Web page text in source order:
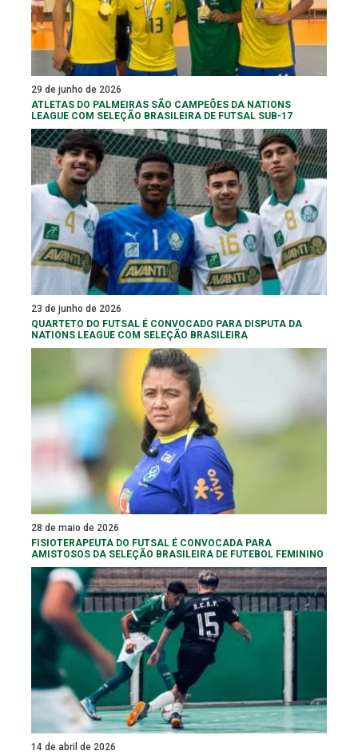
29 de junho de 2026
ATLETAS DO PALMEIRAS SÃO CAMPEÕES DA NATIONS
LEAGUE COM SELEÇÃO BRASILEIRA DE FUTSAL SUB-17
23 de junho de 2026
QUARTETO DO FUTSAL É CONVOCADO PARA DISPUTA DA
NATIONS LEAGUE COM SELEÇÃO BRASILEIRA
28 de maio de 2026
FISIOTERAPEUTA DO FUTSAL É CONVOCADA PARA
AMISTOSOS DA SELEÇÃO BRASILEIRA DE FUTEBOL FEMININO
14 de abril de 2026